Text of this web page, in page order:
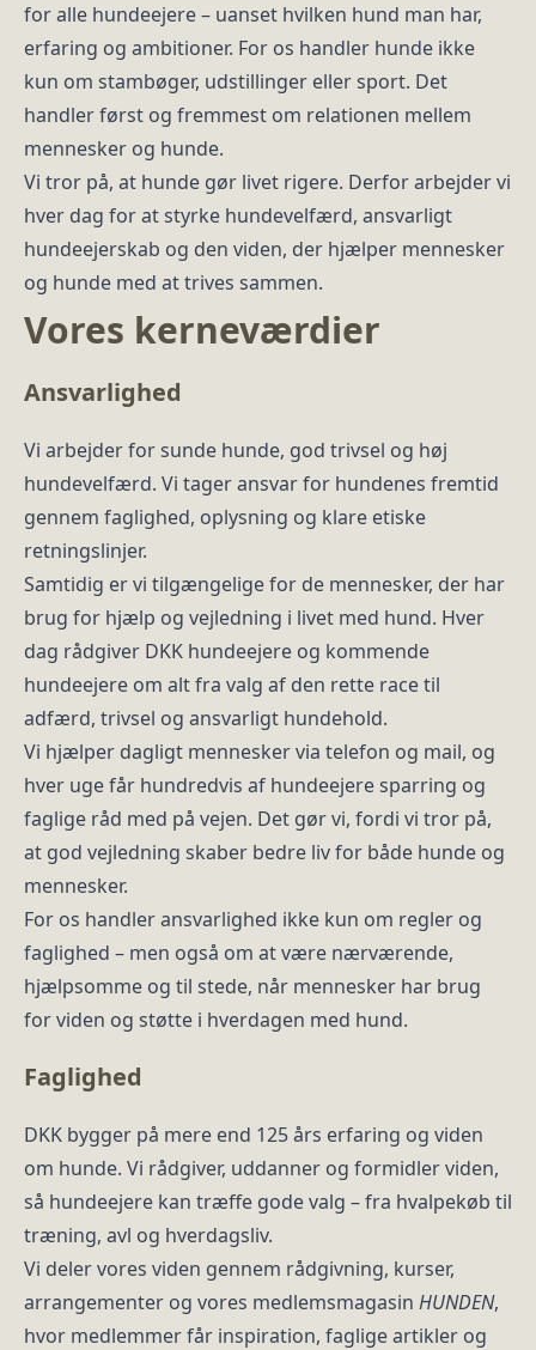
for alle hundeejere – uanset hvilken hund man har,
erfaring og ambitioner. For os handler hunde ikke
kun om stambøger, udstillinger eller sport. Det
handler først og fremmest om relationen mellem
mennesker og hunde.
Vi tror på, at hunde gør livet rigere. Derfor arbejder vi
hver dag for at styrke hundevelfærd, ansvarligt
hundeejerskab og den viden, der hjælper mennesker
og hunde med at trives sammen.
Vores kerneværdier
Ansvarlighed
Vi arbejder for sunde hunde, god trivsel og høj
hundevelfærd. Vi tager ansvar for hundenes fremtid
gennem faglighed, oplysning og klare etiske
retningslinjer.
Samtidig er vi tilgængelige for de mennesker, der har
brug for hjælp og vejledning i livet med hund. Hver
dag rådgiver DKK hundeejere og kommende
hundeejere om alt fra valg af den rette race til
adfærd, trivsel og ansvarligt hundehold.
Vi hjælper dagligt mennesker via telefon og mail, og
hver uge får hundredvis af hundeejere sparring og
faglige råd med på vejen. Det gør vi, fordi vi tror på,
at god vejledning skaber bedre liv for både hunde og
mennesker.
For os handler ansvarlighed ikke kun om regler og
faglighed – men også om at være nærværende,
hjælpsomme og til stede, når mennesker har brug
for viden og støtte i hverdagen med hund.
Faglighed
DKK bygger på mere end 125 års erfaring og viden
om hunde. Vi rådgiver, uddanner og formidler viden,
så hundeejere kan træffe gode valg – fra hvalpekøb til
træning, avl og hverdagsliv.
Vi deler vores viden gennem rådgivning, kurser,
arrangementer og vores medlemsmagasin HUNDEN,
hvor medlemmer får inspiration, faglige artikler og